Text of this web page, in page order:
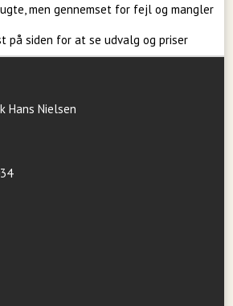
men gennemset for fejl og mangler
på siden for at se udvalg og priser
Hans Nielsen